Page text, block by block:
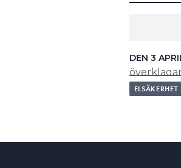
DEN 3
LÄS
ELSÄKERHET